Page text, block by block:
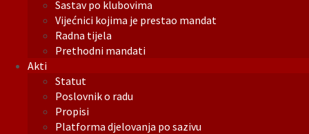
Sastav po klubovima
Vijećnici kojima je prestao mandat
Radna tijela
Prethodni mandati
Akti
Statut
Poslovnik o radu
Propisi
Platforma djelovanja po sazivu